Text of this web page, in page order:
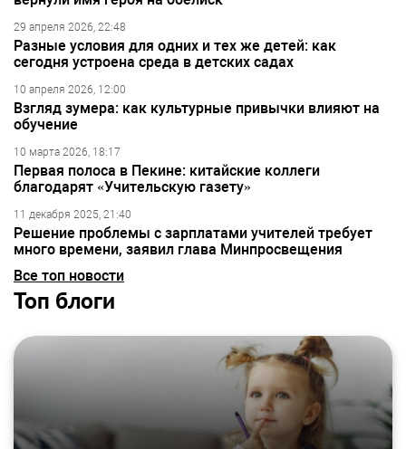
29 апреля 2026, 22:48
Разные условия для одних и тех же детей: как
сегодня устроена среда в детских садах
10 апреля 2026, 12:00
Взгляд зумера: как культурные привычки влияют на
обучение
10 марта 2026, 18:17
Первая полоса в Пекине: китайские коллеги
благодарят «Учительскую газету»
11 декабря 2025, 21:40
Решение проблемы с зарплатами учителей требует
много времени, заявил глава Минпросвещения
Все топ новости
Топ блоги